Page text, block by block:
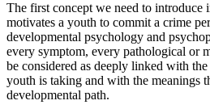
The first concept we need to introduce
motivates a youth to commit a crime
developmental psychology and
every symptom, every pathological or
be considered as deeply linked with
youth is taking and with the meanings
developmental path.